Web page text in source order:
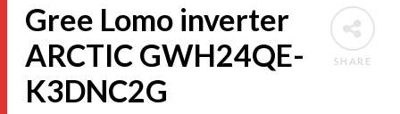
SHARE
Gree Lomo inverter
ARCTIC GWH24QE-
K3DNC2G